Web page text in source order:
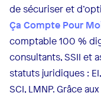
de sécuriser et
Ça Compte Pour
comptable 100 %
consultants, SSII et
statuts juridiques : EI,
SCI, LMNP. Grâce